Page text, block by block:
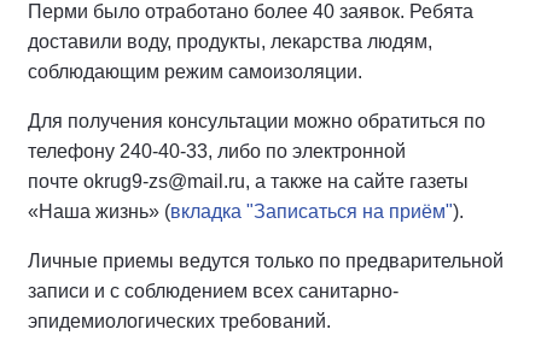
Перми было отработано более 40 заявок. Ребята
доставили воду, продукты, лекарства людям,
соблюдающим режим самоизоляции.
Для получения консультации можно обратиться по
телефону 240-40-33, либо по электронной
почте okrug9-zs@mail.ru, а также на сайте газеты
«Наша жизнь» (вкладка "Записаться на приём").
Личные приемы ведутся только по предварительной
записи и с соблюдением всех санитарно-
эпидемиологических требований.